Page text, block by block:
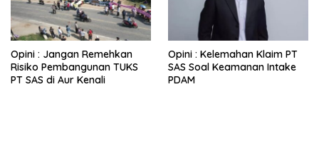
Opini : Jangan Remehkan
Risiko Pembangunan TUKS
PT SAS di Aur Kenali
Opini : Kelemahan Klaim PT
SAS Soal Keamanan Intake
PDAM